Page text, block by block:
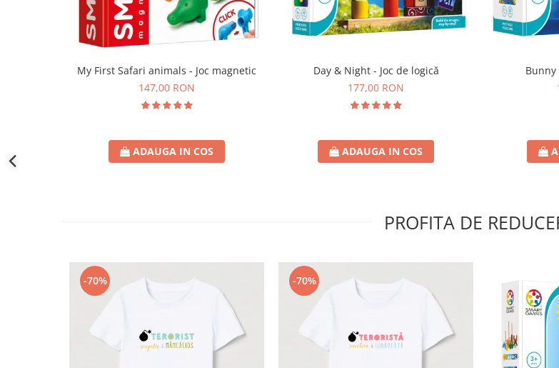
My First Safari animals - Joc magnetic
147,00 RON
ADAUGA IN COS
Day & Night - Joc de logică
177,00 RON
ADAUGA IN COS
Bunny
PROFITA DE
-70% -70%